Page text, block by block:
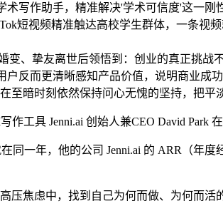
写作助手，精准解决'学术可信度'这一
短视频精准触达高校学生群体，一条视
、挚友离世后领悟到：创业的真正挑战
反而更清晰感知产品价值，说明商业成
至暗时刻依然保持问心无愧的坚持，把平
工具 Jenni.ai 创始人兼CEO David Park
一年，他的公司 Jenni.ai 的 ARR（年度
压焦虑中，找到自己为何而做、为何而活